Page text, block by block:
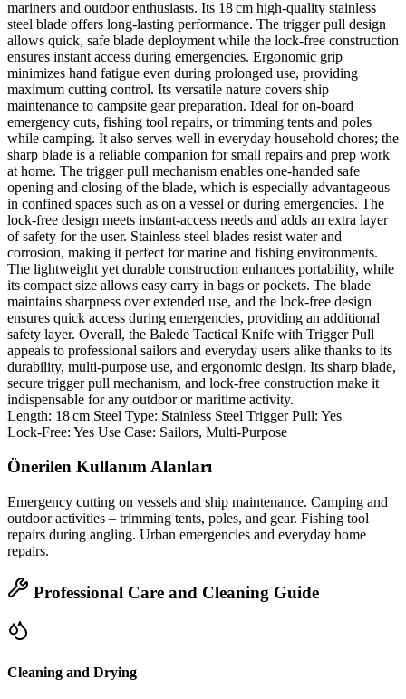
mariners and outdoor enthusiasts. Its 18 cm high‑quality stainless
steel blade offers long‑lasting performance. The trigger pull design
allows quick, safe blade deployment while the lock‑free construction
ensures instant access during emergencies. Ergonomic grip
minimizes hand fatigue even during prolonged use, providing
maximum cutting control. Its versatile nature covers ship
maintenance to campsite gear preparation. Ideal for on‑board
emergency cuts, fishing tool repairs, or trimming tents and poles
while camping. It also serves well in everyday household chores; the
sharp blade is a reliable companion for small repairs and prep work
at home. The trigger pull mechanism enables one‑handed safe
opening and closing of the blade, which is especially advantageous
in confined spaces such as on a vessel or during emergencies. The
lock‑free design meets instant‑access needs and adds an extra layer
of safety for the user. Stainless steel blades resist water and
corrosion, making it perfect for marine and fishing environments.
The lightweight yet durable construction enhances portability, while
its compact size allows easy carry in bags or pockets. The blade
maintains sharpness over extended use, and the lock‑free design
ensures quick access during emergencies, providing an additional
safety layer. Overall, the Balede Tactical Knife with Trigger Pull
appeals to professional sailors and everyday users alike thanks to its
durability, multi‑purpose use, and ergonomic design. Its sharp blade,
secure trigger pull mechanism, and lock‑free construction make it
indispensable for any outdoor or maritime activity.
Length: 18 cm Steel Type: Stainless Steel Trigger Pull: Yes
Lock‑Free: Yes Use Case: Sailors, Multi‑Purpose
Önerilen Kullanım Alanları
Emergency cutting on vessels and ship maintenance. Camping and
outdoor activities – trimming tents, poles, and gear. Fishing tool
repairs during angling. Urban emergencies and everyday home
repairs.
Professional Care and Cleaning Guide
Cleaning and Drying